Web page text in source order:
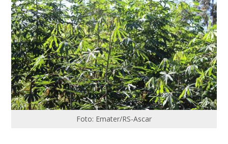
Foto: Emater/RS-Ascar